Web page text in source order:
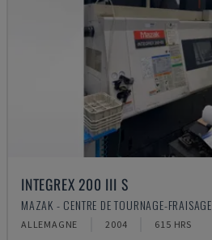
INTEGREX 200 III S
MAZAK - CENTRE DE TOURNAGE-FRAISAGE
ALLEMAGNE 2004 615 HRS